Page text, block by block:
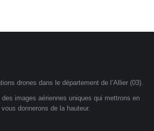
drones dans le département de l’Allier (03).
images aériennes uniques qui mettrons en
donnerons de la hauteur.